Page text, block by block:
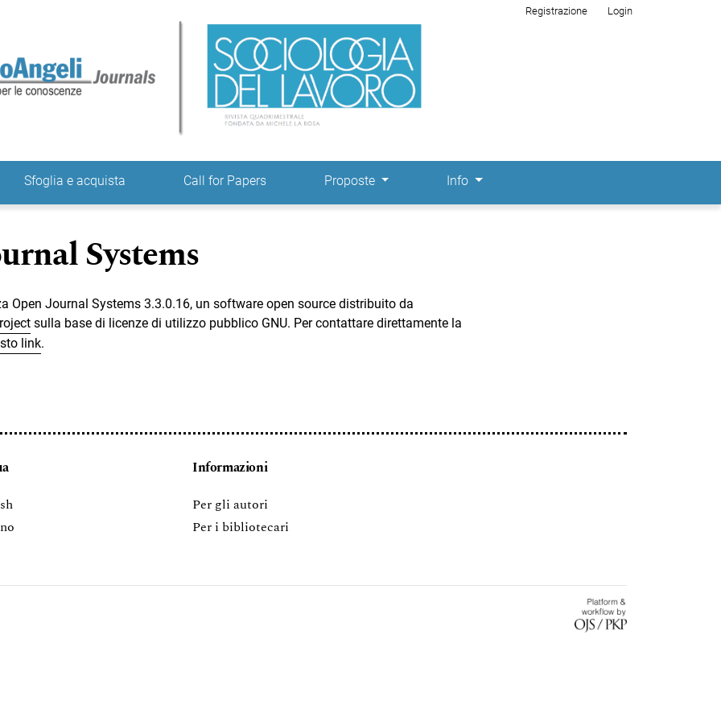
Registrazione Login
Sfoglia e acquista Call for Papers Proposte Info
Systems
Open Journal Systems 3.3.0.16, un software open source distribuito da
sulla base di licenze di utilizzo pubblico GNU. Per contattare direttamente la
link.
Informazioni
Per gli autori
Per i bibliotecari